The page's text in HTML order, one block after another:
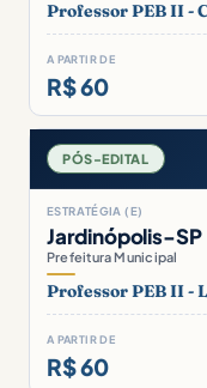
Professor PEB II -
A PARTIR DE
R$ 60
PÓS-EDITAL
ESTRATÉGIA (E)
Jardinópolis-SP
Prefeitura Municipal
Professor PEB II -
A PARTIR DE
R$ 60